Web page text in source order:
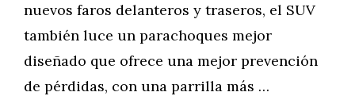
nuevos faros delanteros y traseros, el SUV
también luce un parachoques mejor
diseñado que ofrece una mejor prevención
de pérdidas, con una parrilla más …